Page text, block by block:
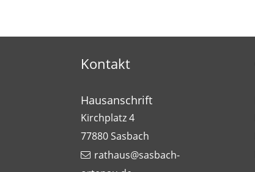
Kontakt
Hausanschrift
Kirchplatz 4
77880Sasbach
rathaus@sasbach-